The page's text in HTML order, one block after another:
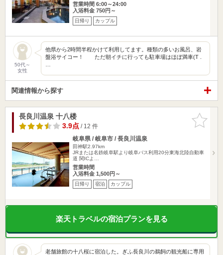
営業時間 6:00～24:00
入浴料金 750円～
日帰り カップル
50代～
女性
他県から2時間半程かけて利用してます。種類の多いお風呂、岩
盤浴サイコー！ ただ朝イチに行っても駐車場はほぼ満車(T .
関連情報から探す
お気に入
りに追加
長良川温泉 十八楼
3.9点/ 12 件
岐阜県 / 岐阜市 / 長良川温泉
田神駅2.97km
JRまたは名鉄岐阜駅より岐阜バス利用20分東海北陸自動車
道 関ICよ…
営業時間
入浴料金 1,500円～
日帰り 宿泊 カップル
楽天トラベルの宿泊プランを見る
老舗旅館の十八桜に宿泊した。ぎふ長良川の鵜飼の観光船に専用